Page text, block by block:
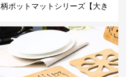
柄ポットマットシリーズ【大き